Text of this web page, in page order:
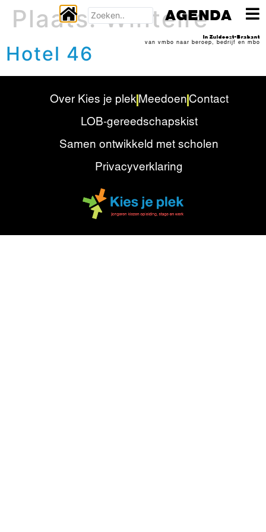
Plaats:Wintelre
Hotel 46
Over Kies je plek Meedoen Contact
LOB-gereedschapskist
Samen ontwikkeld met scholen
Privacyverklaring
AGENDA
In Zuidoost-Brabant
van vmbo naar beroep, bedrijf en mbo